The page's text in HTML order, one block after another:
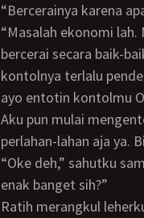
“Bercerainya karena
“Masalah ekonomi lah. Mana tahan punya suami pengangguran begitu. Lalu kami
bercerai secara baik-
kontolnya terlalu
ayo entotin kontolmu
Aku pun mulai mengentotnya. Tapi Ratih berkata, “Sama aku sih ngentotnya
perlahan-lahan aja ya.
“Oke deh,” sahutku sambil memperlambat ayunan kontolku, “Mmm… memek Ratih
enak banget sih?”
Ratih merangkul leherku ke dalam pelukannya. Lalu terdengar suaranya setengah